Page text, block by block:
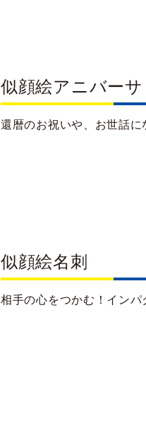
似顔絵アニバー
還暦のお祝いや、お世話に
似顔絵名刺
相手の心をつかむ！インパ